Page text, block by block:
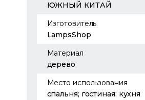
ЮЖНЫЙ КИТАЙ
Изготовитель
LampsShop
Материал
дерево
Место использования
спальня; гостиная; кухня